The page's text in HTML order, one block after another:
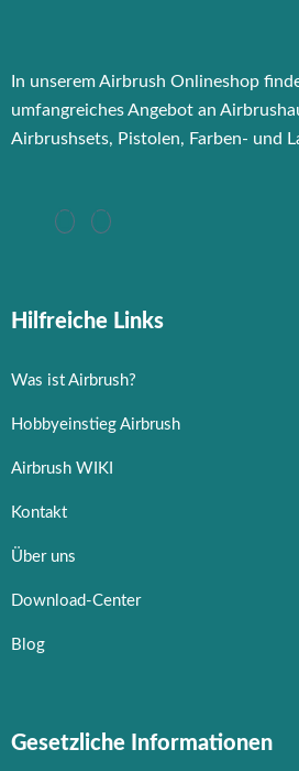
In unserem Airbrush Onlineshop
umfangreiches Angebot an
Airbrushsets, Pistolen, Farben- und
Hilfreiche Links
Was ist Airbrush?
Hobbyeinstieg Airbrush
Airbrush WIKI
Kontakt
Über uns
Download-Center
Blog
Gesetzliche Informationen